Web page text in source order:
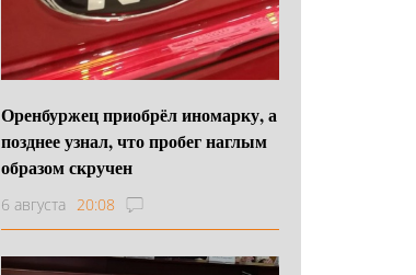
Оренбуржец приобрёл иномарку, а
позднее узнал, что пробег наглым
образом скручен
6 августа 20:08